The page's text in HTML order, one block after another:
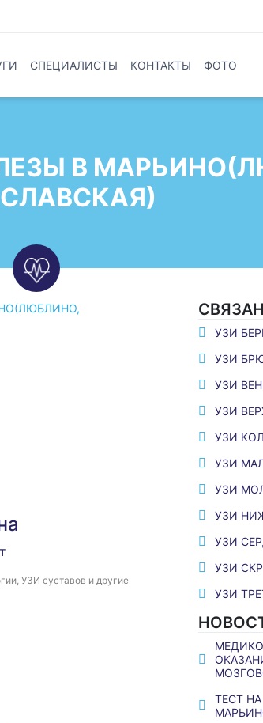
СПЕЦИАЛИСТЫ КОНТАКТЫ ФОТО
В
УЗИ суставов и другие
УЗИ
УЗИ
УЗИ
УЗИ
УЗИ
УЗИ
УЗИ
УЗИ
УЗИ
УЗИ
УЗИ
ТЕСТ